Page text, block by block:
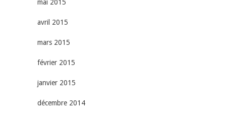
mai 2015
avril 2015
mars 2015
février 2015
janvier 2015
décembre 2014